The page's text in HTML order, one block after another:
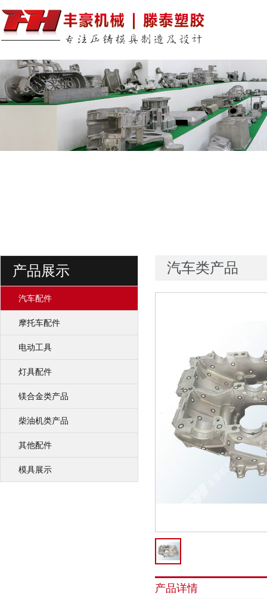
产品展示
汽车配件
摩托车配件
电动工具
灯具配件
镁合金类产品
柴油机类产品
其他配件
模具展示
汽车类产品
产品详情